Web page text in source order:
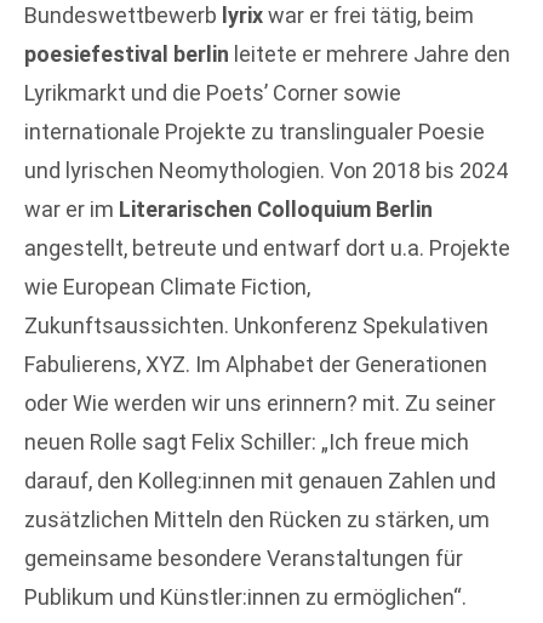
Bundeswettbewerb lyrixwar er frei tätig, beim
poesiefestival berlin leitete er mehrere Jahre den
Lyrikmarkt und die Poets’ Corner sowie
internationale Projekte zu translingualer Poesie
und lyrischen Neomythologien. Von 2018 bis 2024
war er im Literarischen Colloquium Berlin
angestellt, betreute und entwarf dort u.a. Projekte
wie European Climate Fiction,
Zukunftsaussichten. Unkonferenz Spekulativen
Fabulierens, XYZ. Im Alphabet der Generationen
oder Wie werden wir uns erinnern? mit. Zu seiner
neuen Rolle sagt Felix Schiller: „Ich freue mich
darauf, den Kolleg:innen mit genauen Zahlen und
zusätzlichen Mitteln den Rücken zu stärken, um
gemeinsame besondere Veranstaltungen für
Publikum und Künstler:innen zu ermöglichen“.